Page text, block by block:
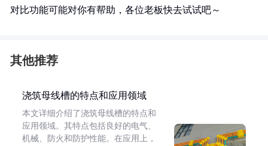
对比功能可能对你有帮助，各位老板快去试试吧～
其他推荐
浇筑母线槽的特点和应用领域
本文详细介绍了浇筑母线槽的特点和
应用领域。其特点包括良好的电气、
机械、防火和防护性能。在应用上，